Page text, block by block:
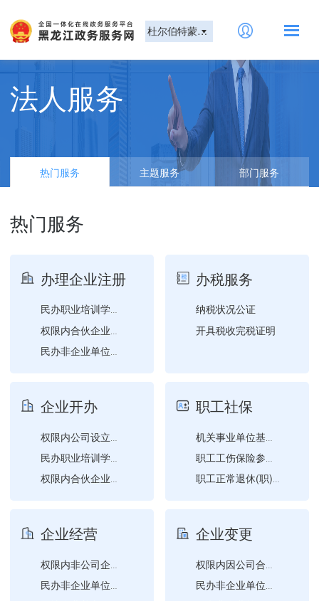
杜尔伯特蒙古族自治县
法人服务
热门服务 主题服务 部门服务
热门服务
办理企业注册
民办职业培训学校设立审批
民办非企业单位成立登记
办税服务
纳税状况公证
开具税收完税证明
企业开办
民办职业培训学校设立审批
权限内合伙企业设立登记
权限内公司备案
职工社保
职工工伤保险参保登记
职工正常退休(职)申请
职工参保登记
企业经营
权限内非公司企业法人备案
民办非企业单位的变更登记...
企业变更
权限内因公司合并（分立）...
民办非企业单位的变更登记...